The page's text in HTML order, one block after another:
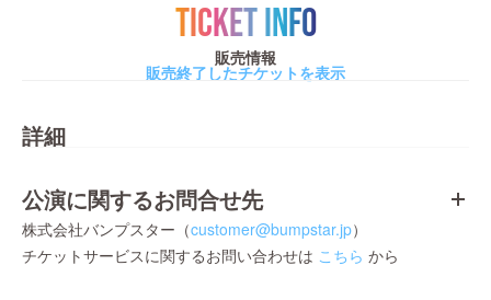
TICKET INFO
販売情報
販売終了したチケットを表示
詳細
公演に関するお問合せ先
株式会社バンプスター（customer@bumpstar.jp）
チケットサービスに関するお問い合わせは こちら から